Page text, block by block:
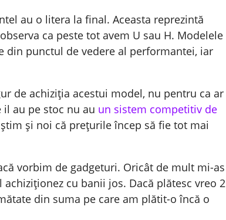
au o litera la final. Aceasta reprezintă
ca peste tot avem U sau H. Modelele
din punctul de vedere al performantei, iar
de achiziția acestui model, nu pentru ca ar
au pe stoc nu au un sistem competitiv de
și noi că prețurile încep să fie tot mai
vorbim de gadgeturi. Oricât de mult mi-as
cu banii jos. Dacă plătesc vreo 2
din suma pe care am plătit-o încă o